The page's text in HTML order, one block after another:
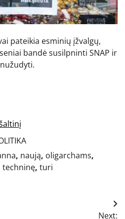
pateikia esminių įžvalgų,
bandė susilpninti SNAP ir
, naują, oligarchams,
techninę, turi
Next: